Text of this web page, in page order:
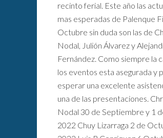
recinto ferial. Este año las
mas esperadas de Palenque
Octubre sin duda son las de
Nodal, Julión Álvarez y
Fernández. Como siempre la
los eventos esta asegurada y
esperar una excelente
una de las presentaciones.
Nodal 30 de Septiembre y 1
2022 Chuy Lizarraga 2 de